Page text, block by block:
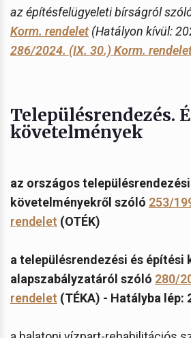
az építésfelügyeleti bírságról
Korm. rendelet (Hatályon kívül:
286/2024. (IX. 30.) Korm.
Településrendezés.
követelmények
az országos
követelményekről szóló 253/
rendelet (OTÉK)
a településrendezési és építési
alapszabályzatáról szóló 280/
rendelet (TÉKA) - Hatályba lép: